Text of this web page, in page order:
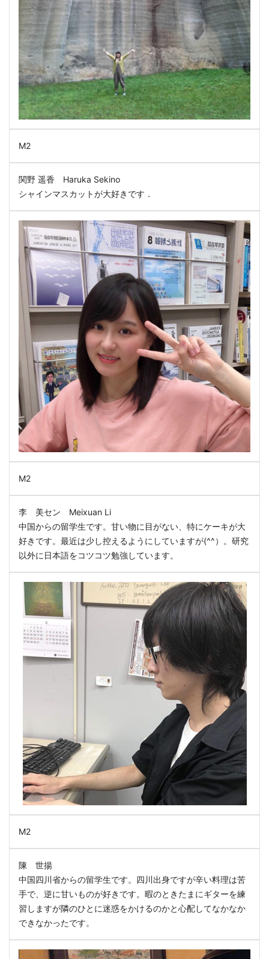
M2
関野 遥香 Haruka Sekino
シャインマスカットが大好きです．
M2
李 美セン Meixuan Li
中国からの留学生です。甘い物に目がない、特にケーキが大
好きです。最近は少し控えるようにしていますが(^^）。研究
以外に日本語をコツコツ勉強しています。
M2
陳 世揚
中国四川省からの留学生です。四川出身ですが辛い料理は苦
手で、逆に甘いものが好きです。暇のときたまにギターを練
習しますが隣のひとに迷惑をかけるのかと心配してなかなか
できなかったです。